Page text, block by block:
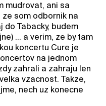
mudrovat, ani sa
som odbornik na
do Tabacky, budem
... a verim, ze by tam
koncertu Cure je
na jednom
zahrali a zahraju len
vzacnost. Takze,
nech uz konecne